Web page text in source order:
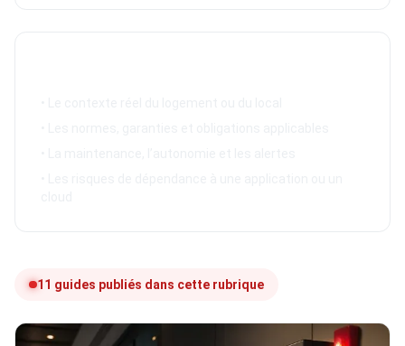
11 guides publiés dans cette rubrique